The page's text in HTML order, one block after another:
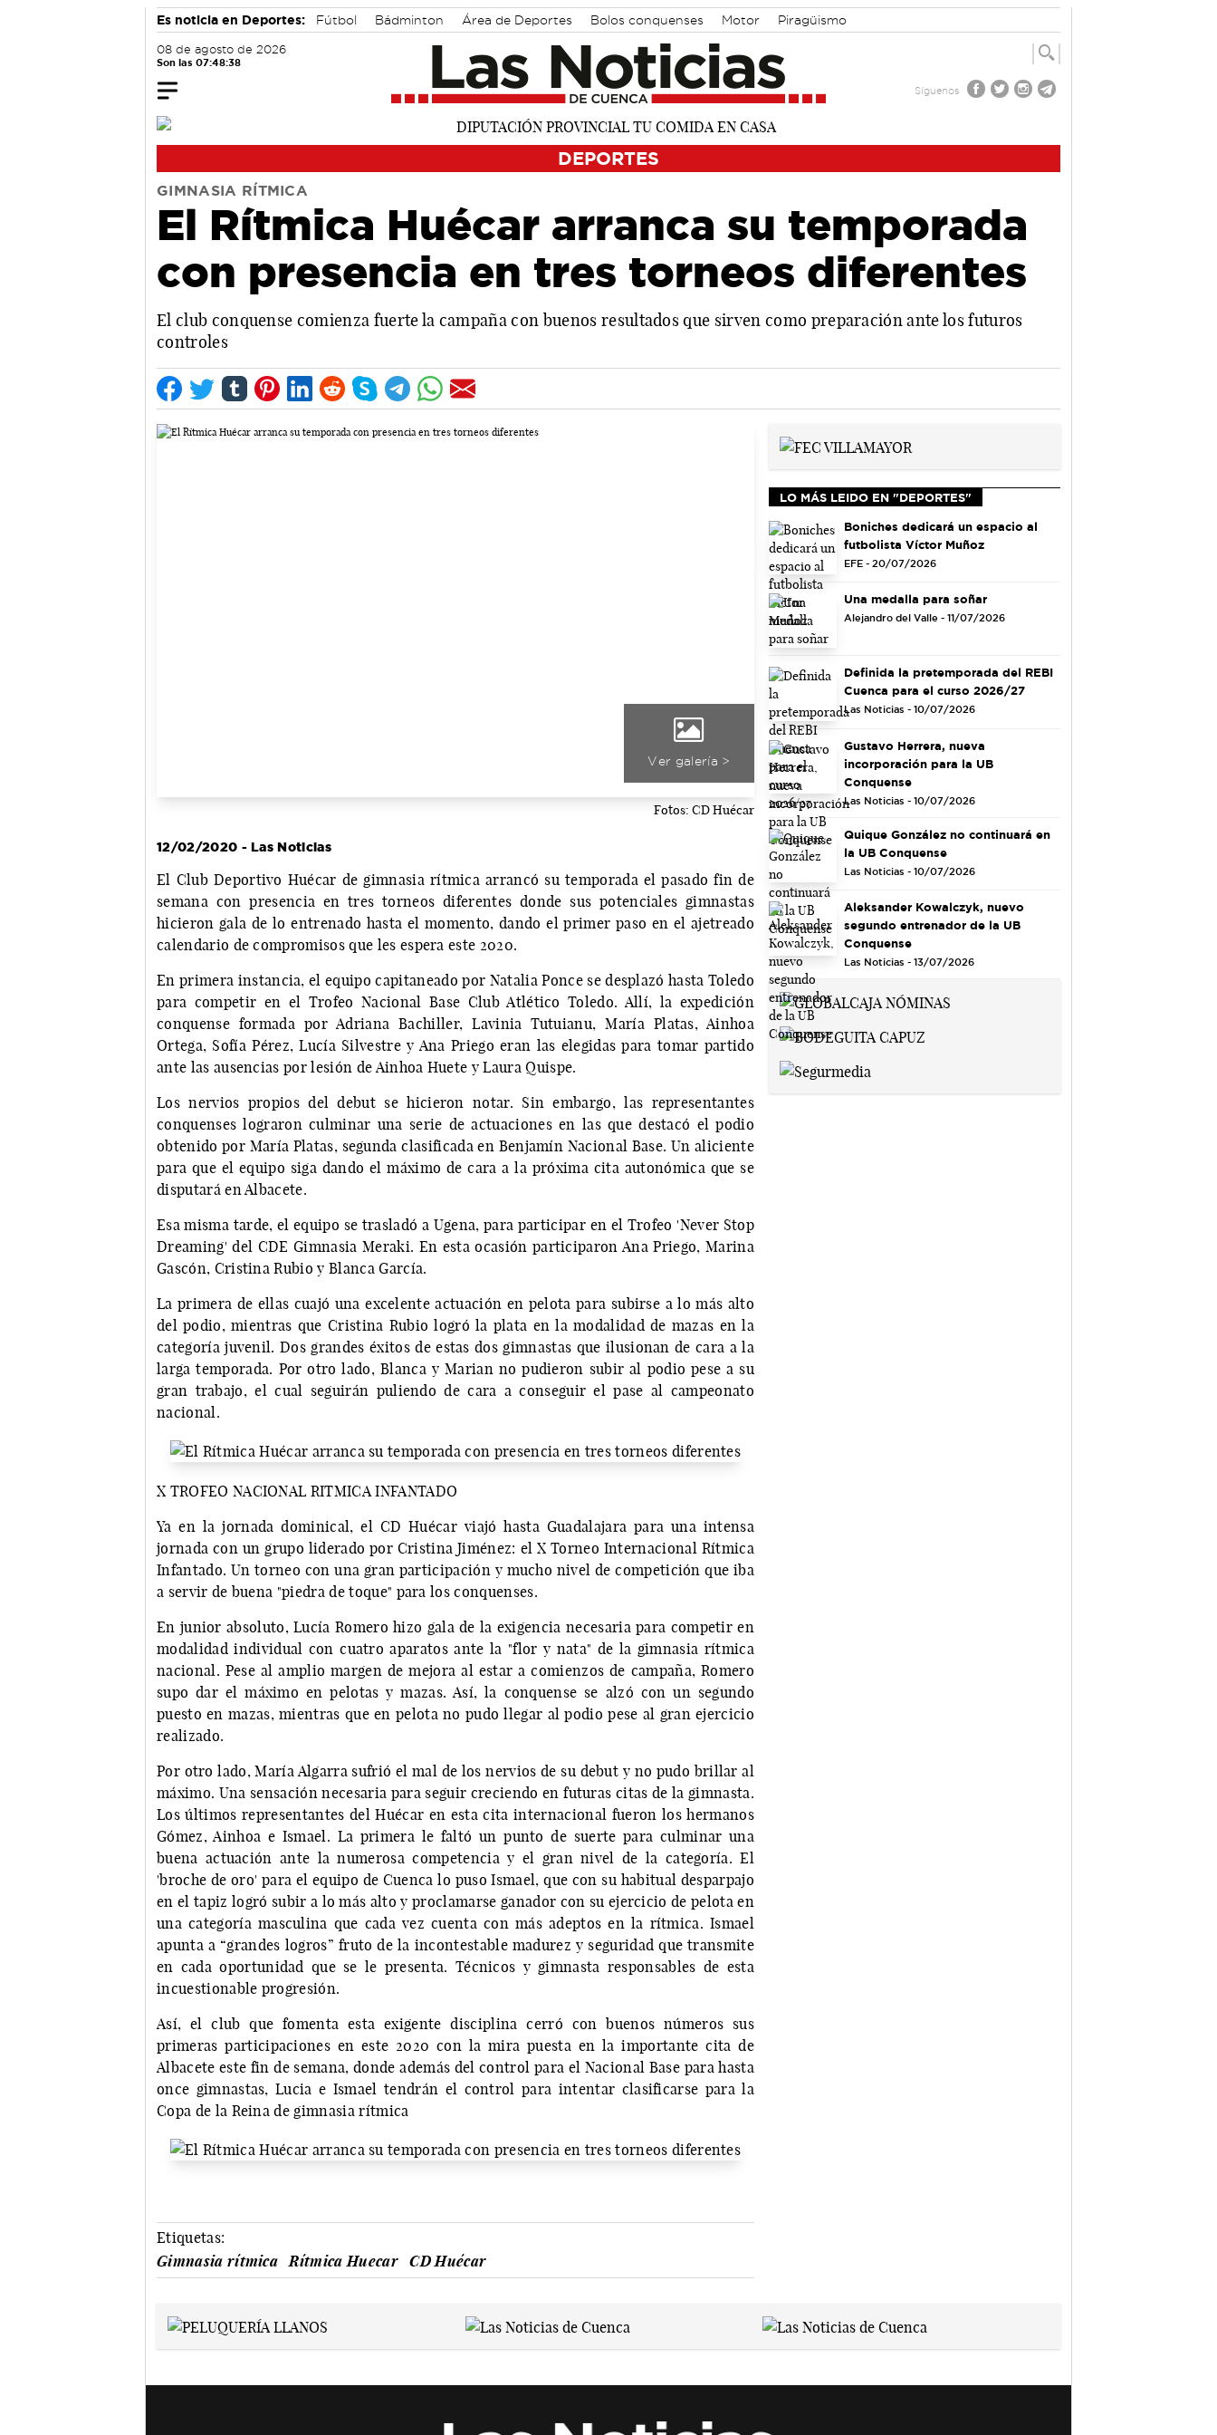
Es noticia en Deportes: Fútbol Bádminton Área de Deportes Bolos conquenses Motor Piragüismo
08 de agosto de 2026
Son las 07:48:39
Síguenos
DEPORTES
GIMNASIA RÍTMICA
El Rítmica Huécar arranca su temporada
con presencia en tres torneos diferentes
El club conquense comienza fuerte la campaña con buenos resultados que sirven como preparación ante los futuros
controles
Ver galería >
Fotos: CD Huécar
12/02/2020 - Las Noticias
El Club Deportivo Huécar de gimnasia rítmica arrancó su temporada el pasado fin de
semana con presencia en tres torneos diferentes donde sus potenciales gimnastas
hicieron gala de lo entrenado hasta el momento, dando el primer paso en el ajetreado
calendario de compromisos que les espera este 2020.
En primera instancia, el equipo capitaneado por Natalia Ponce se desplazó hasta Toledo
para competir en el Trofeo Nacional Base Club Atlético Toledo. Allí, la expedición
conquense formada por Adriana Bachiller, Lavinia Tutuianu, María Platas, Ainhoa
Ortega, Sofía Pérez, Lucía Silvestre y Ana Priego eran las elegidas para tomar partido
ante las ausencias por lesión de Ainhoa Huete y Laura Quispe.
Los nervios propios del debut se hicieron notar. Sin embargo, las representantes
conquenses lograron culminar una serie de actuaciones en las que destacó el podio
obtenido por María Platas, segunda clasificada en Benjamín Nacional Base. Un aliciente
para que el equipo siga dando el máximo de cara a la próxima cita autonómica que se
disputará en Albacete.
Esa misma tarde, el equipo se trasladó a Ugena, para participar en el Trofeo 'Never Stop
Dreaming' del CDE Gimnasia Meraki. En esta ocasión participaron Ana Priego, Marina
Gascón, Cristina Rubio y Blanca García.
La primera de ellas cuajó una excelente actuación en pelota para subirse a lo más alto
del podio, mientras que Cristina Rubio logró la plata en la modalidad de mazas en la
categoría juvenil. Dos grandes éxitos de estas dos gimnastas que ilusionan de cara a la
larga temporada. Por otro lado, Blanca y Marian no pudieron subir al podio pese a su
gran trabajo, el cual seguirán puliendo de cara a conseguir el pase al campeonato
nacional.
X TROFEO NACIONAL RITMICA INFANTADO
Ya en la jornada dominical, el CD Huécar viajó hasta Guadalajara para una intensa
jornada con un grupo liderado por Cristina Jiménez: el X Torneo Internacional Rítmica
Infantado. Un torneo con una gran participación y mucho nivel de competición que iba
a servir de buena "piedra de toque" para los conquenses.
En junior absoluto, Lucía Romero hizo gala de la exigencia necesaria para competir en
modalidad individual con cuatro aparatos ante la "flor y nata" de la gimnasia rítmica
nacional. Pese al amplio margen de mejora al estar a comienzos de campaña, Romero
supo dar el máximo en pelotas y mazas. Así, la conquense se alzó con un segundo
puesto en mazas, mientras que en pelota no pudo llegar al podio pese al gran ejercicio
realizado.
Por otro lado, María Algarra sufrió el mal de los nervios de su debut y no pudo brillar al
máximo. Una sensación necesaria para seguir creciendo en futuras citas de la gimnasta.
Los últimos representantes del Huécar en esta cita internacional fueron los hermanos
Gómez, Ainhoa e Ismael. La primera le faltó un punto de suerte para culminar una
buena actuación ante la numerosa competencia y el gran nivel de la categoría. El
'broche de oro' para el equipo de Cuenca lo puso Ismael, que con su habitual desparpajo
en el tapiz logró subir a lo más alto y proclamarse ganador con su ejercicio de pelota en
una categoría masculina que cada vez cuenta con más adeptos en la rítmica. Ismael
apunta a “grandes logros” fruto de la incontestable madurez y seguridad que transmite
en cada oportunidad que se le presenta. Técnicos y gimnasta responsables de esta
incuestionable progresión.
Así, el club que fomenta esta exigente disciplina cerró con buenos números sus
primeras participaciones en este 2020 con la mira puesta en la importante cita de
Albacete este fin de semana, donde además del control para el Nacional Base para hasta
once gimnastas, Lucia e Ismael tendrán el control para intentar clasificarse para la
Copa de la Reina de gimnasia rítmica
Etiquetas:
Gimnasia rítmica
Rítmica Huecar CD Huécar
LO MÁS LEIDO EN "DEPORTES"
Boniches dedicará un espacio al
futbolista Víctor Muñoz
EFE - 20/07/2026
Una medalla para soñar
Alejandro del Valle - 11/07/2026
Definida la pretemporada del REBI
Cuenca para el curso 2026/27
Las Noticias - 10/07/2026
Gustavo Herrera, nueva
incorporación para la UB
Conquense
Las Noticias - 10/07/2026
Quique González no continuará en
la UB Conquense
Las Noticias - 10/07/2026
Aleksander Kowalczyk, nuevo
segundo entrenador de la UB
Conquense
Las Noticias - 13/07/2026